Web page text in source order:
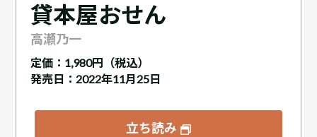
貸本屋おせん
高瀬乃一
定価： 1,980円（税込）
発売日：2022年11月25日
立ち読み